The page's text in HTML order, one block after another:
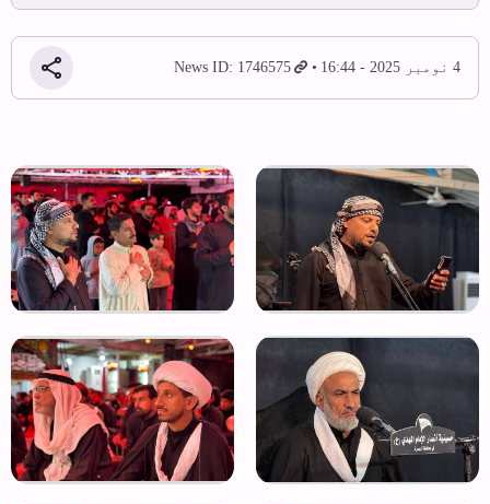
4 نومبر 2025 - 16:44 News ID: 1746575